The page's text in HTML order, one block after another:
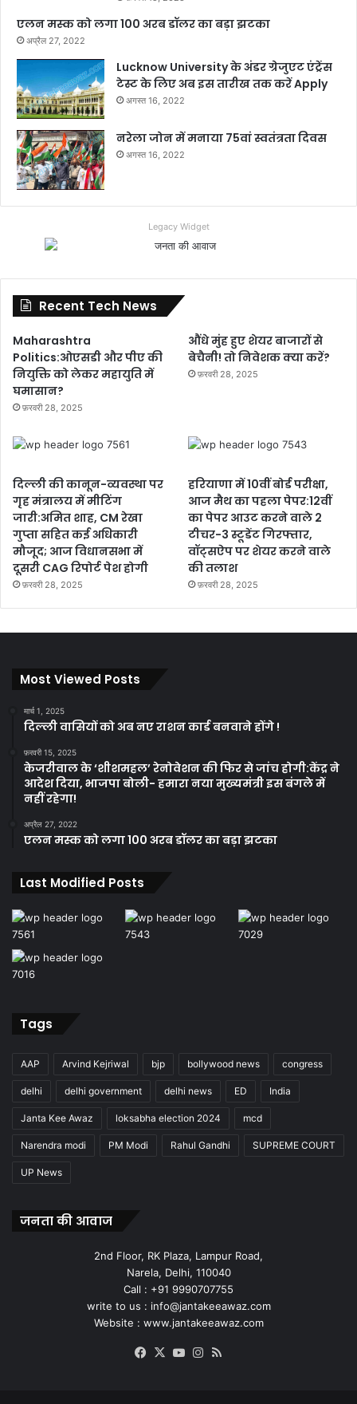
एलन मस्क को लगा 100 अरब डॉलर का बड़ा झटका
अप्रैल 27, 2022
Lucknow University के अंडर ग्रेजुएट एंट्रेंस
टेस्ट के लिए अब इस तारीख तक करें Apply
अगस्त 16, 2022
नरेला जोन में मनाया 75वां स्वतंत्रता दिवस
अगस्त 16, 2022
Legacy Widget
Recent Tech News
Maharashtra
Politics:ओएसडी और पीए की
नियुक्ति को लेकर महायुति में
घमासान?
फ़रवरी 28, 2025
औंधे मुंह हुए शेयर बाजारों से
बेचैनी! तो निवेशक क्या करें?
फ़रवरी 28, 2025
दिल्ली की कानून-व्यवस्था पर
गृह मंत्रालय में मीटिंग
जारी:अमित शाह, CM रेखा
गुप्ता सहित कई अधिकारी
मौजूद; आज विधानसभा में
दूसरी CAG रिपोर्ट पेश होगी
फ़रवरी 28, 2025
हरियाणा में 10वीं बोर्ड परीक्षा,
आज मैथ का पहला पेपर:12वीं
का पेपर आउट करने वाले 2
टीचर-3 स्टूडेंट गिरफ्तार,
वॉट्सऐप पर शेयर करने वाले
की तलाश
फ़रवरी 28, 2025
Most Viewed Posts
मार्च 1, 2025
दिल्ली वासियों को अब नए राशन कार्ड बनवाने होंगे !
फ़रवरी 15, 2025
केजरीवाल के ‘शीशमहल’ रेनोवेशन की फिर से जांच होगी:केंद्र ने
आदेश दिया, भाजपा बोली- हमारा नया मुख्यमंत्री इस बंगले में
नहीं रहेगा!
अप्रैल 27, 2022
एलन मस्क को लगा 100 अरब डॉलर का बड़ा झटका
Last Modified Posts
Tags
AAP Arvind Kejriwal bjp bollywood news congress
delhi delhi government delhi news ED India
Janta Kee Awaz loksabha election 2024 mcd
Narendra modi PM Modi Rahul Gandhi SUPREME COURT
UP News
जनता की आवाज
2nd Floor, RK Plaza, Lampur Road,
Narela, Delhi, 110040
Call : +91 9990707755
write to us : info@jantakeeawaz.com
Website : www.jantakeeawaz.com
Facebook
X YouTubeInstagram